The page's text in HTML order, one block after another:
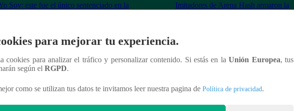
Soy: este fue el único sentenciado en la
Imitadores de Arena Hash armaron la
para mejorar tu experiencia.
cookies para analizar el tráfico y personalizar contenido. Si estás en laUnión Europea, tus
según el RGPD.
como se utilizan tus datos te invitamos leer nuestra pagina de Política de privacidad.